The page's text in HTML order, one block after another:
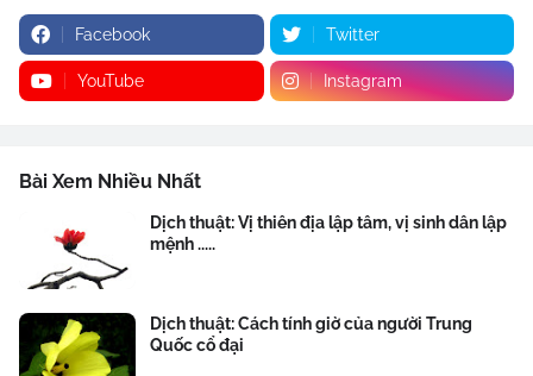
Facebook Twitter
YouTube Instagram
Bài Xem Nhiều Nhất
Dịch thuật: Vị thiên địa lập tâm, vị sinh dân lập
mệnh .....
Dịch thuật: Cách tính giờ của người Trung
Quốc cổ đại